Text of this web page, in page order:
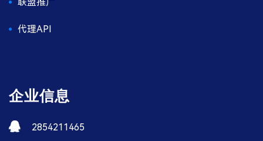
联盟推广
代理API
企业信息
2854211465